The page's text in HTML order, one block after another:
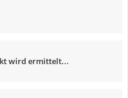
wird ermittelt...